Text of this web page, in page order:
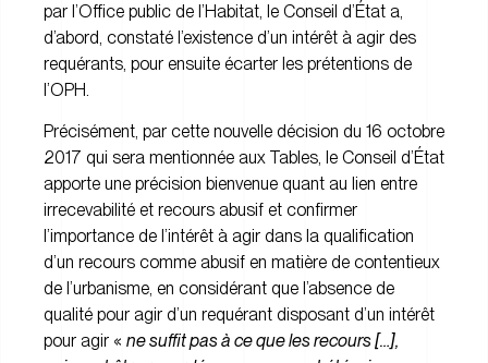
par l’Office public de l’Habitat, le Conseil d’État a,
d’abord, constaté l’existence d’un intérêt à agir des
requérants, pour ensuite écarter les prétentions de
l’OPH.
Précisément, par cette nouvelle décision du 16 octobre
2017 qui sera mentionnée aux Tables, le Conseil d’État
apporte une précision bienvenue quant au lien entre
irrecevabilité et recours abusif et confirmer
l’importance de l’intérêt à agir dans la qualification
d’un recours comme abusif en matière de contentieux
de l’urbanisme, en considérant que l’absence de
qualité pour agir d’un requérant disposant d’un intérêt
pour agir « ne suffit pas à ce que les recours […],